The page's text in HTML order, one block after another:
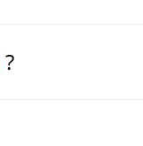
?